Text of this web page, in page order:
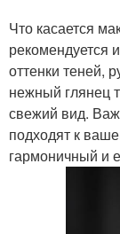
Что касается
рекомендуется
оттенки теней,
нежный глянец
свежий вид.
подходят к
гармоничный и